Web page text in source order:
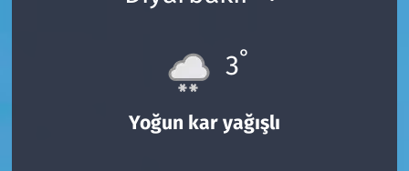
3°
Yoğun kar yağışlı